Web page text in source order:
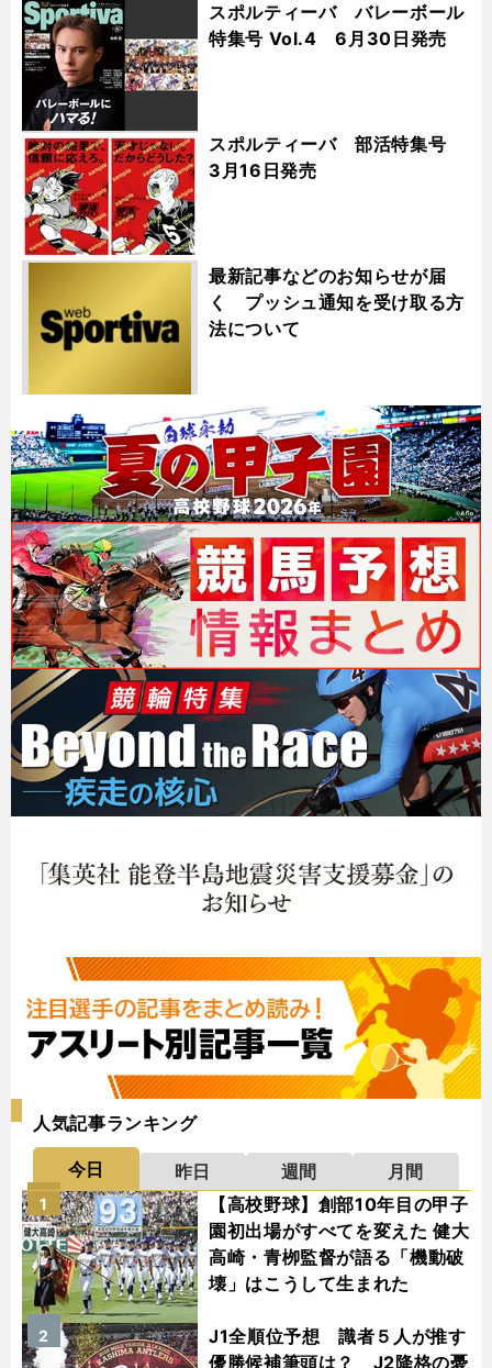
スポルティーバ バレーボール
特集号 Vol.4 6月30日発売
スポルティーバ 部活特集号
3月16日発売
最新記事などのお知らせが届
く プッシュ通知を受け取る方
法について
人気記事ランキング
今日 昨日 週間
月間
【高校野球】創部10年目の甲子
園初出場がすべてを変えた 健大
高崎・青栁監督が語る「機動破
壊」はこうして生まれた
1
J1全順位予想 識者５人が推す
優勝候補筆頭は？ J2降格の憂
2